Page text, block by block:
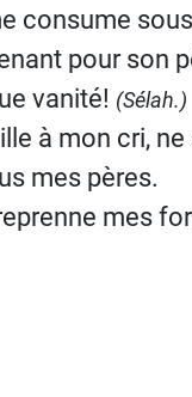
consume
pour son
vanité! (Sélah.)
à mon cri,
mes pères.
mes